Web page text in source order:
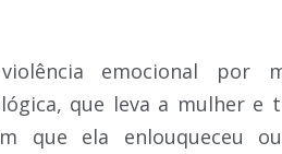
emocional por
que leva a mulher e
que ela enlouqueceu